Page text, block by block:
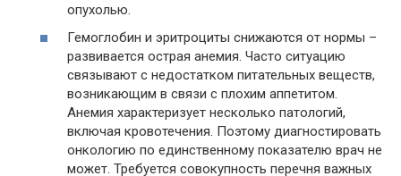
опухолью.
Гемоглобин и эритроциты снижаются от нормы –
развивается острая анемия. Часто ситуацию
связывают с недостатком питательных веществ,
возникающим в связи с плохим аппетитом.
Анемия характеризует несколько патологий,
включая кровотечения. Поэтому диагностировать
онкологию по единственному показателю врач не
может. Требуется совокупность перечня важных